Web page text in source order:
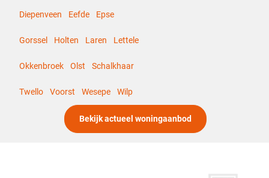
Permanente bewoning Ja
Onderhoud buiten Goed
Diepenveen Eefde Epse
Gorssel Holten Laren Lettele
Okkenbroek Olst Schalkhaar
Twello Voorst Wesepe Wilp
Bekijk actueel woningaanbod